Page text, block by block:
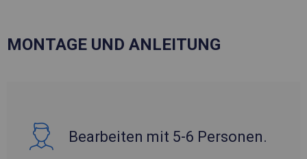
MONTAGE UND ANLEITUNG
Bearbeiten mit 5-6 Personen.